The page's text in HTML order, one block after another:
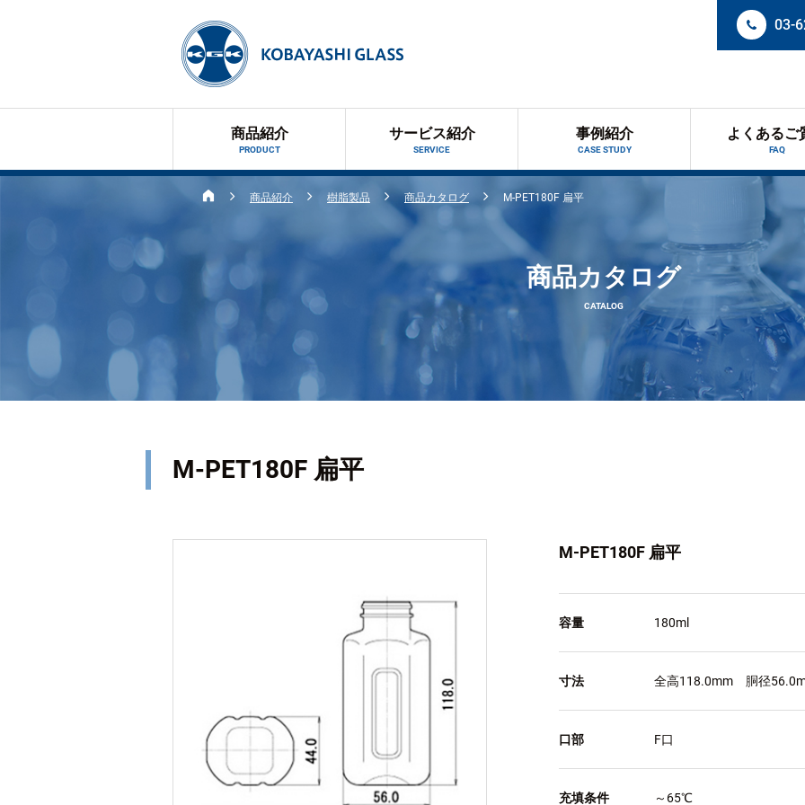
03-
商品紹介
PRODUCT
サービス紹介
SERVICE
事例紹介
CASE STUDY
よくあるご
FAQ
商品紹介 樹脂製品 商品カタログ M-PET180F 扁平
商品カタログ
CATALOG
M-PET180F 扁平
M-PET180F 扁平
容量 180ml
寸法 全高118.0mm 胴径
口部 F口
充填条件 ～65℃